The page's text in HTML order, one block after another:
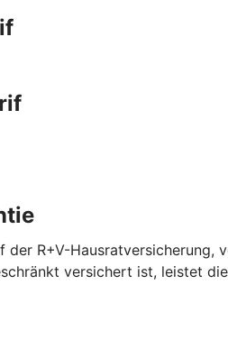
R+V-Hausratversicherung,
versichert ist, leistet